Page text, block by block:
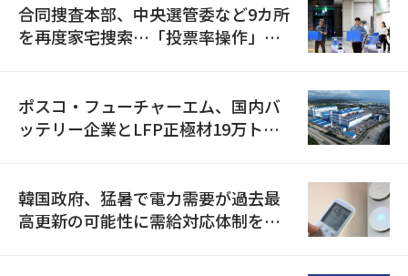
合同捜査本部、中央選管委など9カ所
を再度家宅捜索…「投票率操作」の
ポスコ・フューチャーエム、国内バ
ッテリー企業とLFP正極材19万トン
韓国政府、猛暑で電力需要が過去最
高更新の可能性に需給対応体制を点